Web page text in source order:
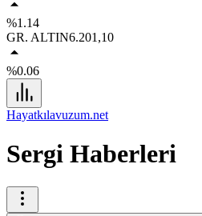
%1.14
GR. ALTIN6.201,10
%0.06
Hayatkılavuzum.net
Sergi Haberleri